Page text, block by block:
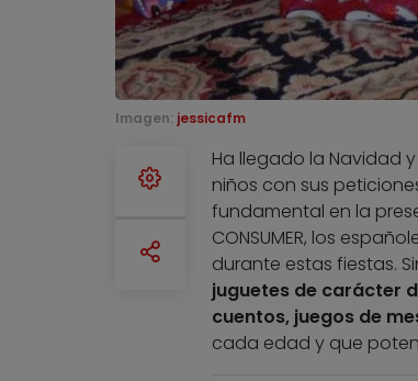
Imagen: jessicafm
Ha llegado la Navidad
niños con sus
fundamental en la
CONSUMER, los
durante estas fiestas.
juguetes de carácter
cuentos, juegos de
cada edad y que